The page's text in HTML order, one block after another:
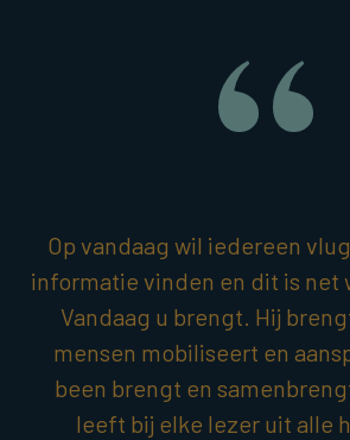
Op vandaag wil iedereen
informatie vinden en dit is net
Vandaag u brengt. Hij
mensen mobiliseert en
been brengt en
leeft bij elke lezer uit alle